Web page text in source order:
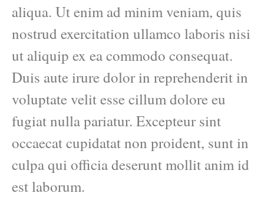
aliqua. Ut enim ad minim veniam, quis
nostrud exercitation ullamco laboris nisi
ut aliquip ex ea commodo consequat.
Duis aute irure dolor in reprehenderit in
voluptate velit esse cillum dolore eu
fugiat nulla pariatur. Excepteur sint
occaecat cupidatat non proident, sunt in
culpa qui officia deserunt mollit anim id
est laborum.